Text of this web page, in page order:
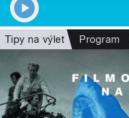
Tipy na výlet Program